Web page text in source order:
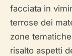
facciata in
terrose dei
zone
risalto aspetti